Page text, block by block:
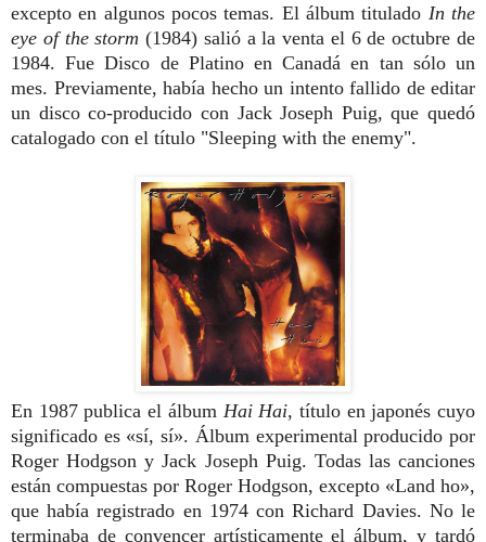
excepto en algunos pocos temas. El álbum titulado In the
eye of the storm(1984) salió a la venta el 6 de octubre de
1984. Fue Disco de Platino en Canadá en tan sólo un
mes. Previamente, había hecho un intento fallido de editar
un disco co-producido con Jack Joseph Puig, que quedó
catalogado con el título "Sleeping with the enemy".
En 1987 publica el álbum Hai Hai, título en japonés cuyo
significado es «sí, sí». Álbum experimental producido por
Roger Hodgson y Jack Joseph Puig. Todas las canciones
están compuestas por Roger Hodgson, excepto «Land ho»,
que había registrado en 1974 con Richard Davies. No le
terminaba de convencer artísticamente el álbum, y tardó